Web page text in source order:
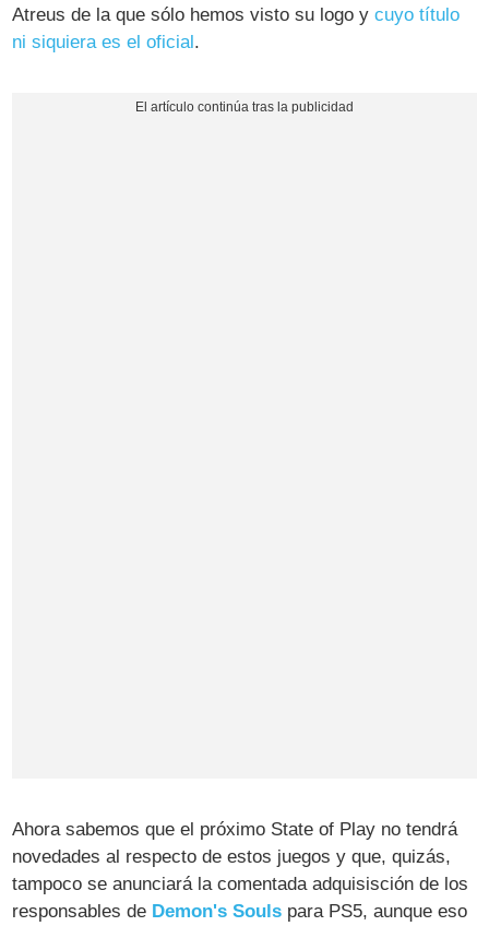
Atreus de la que sólo hemos visto su logo ycuyo título
ni siquiera es el oficial .
Ahora sabemos que el próximo State of Play no tendrá
novedades al respecto de estos juegos y que, quizás,
tampoco se anunciará la comentada adquisisción de los
responsables de Demon's Souls para PS5, aunque eso